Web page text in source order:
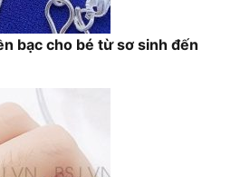
bạc cho bé từ sơ sinh đến